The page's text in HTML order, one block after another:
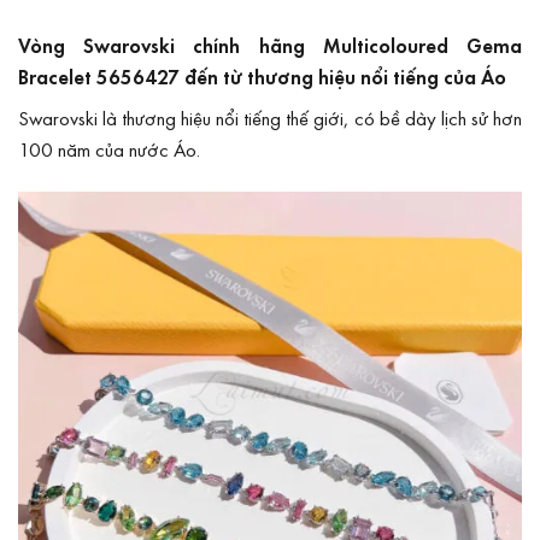
Vòng Swarovski chính hãng Multicoloured Gema
Bracelet 5656427 đến từ thương hiệu nổi tiếng của Áo
Swarovski là thương hiệu nổi tiếng thế giới, có bề dày lịch sử hơn
100 năm của nước Áo.